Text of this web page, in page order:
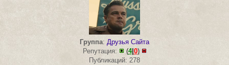
Группа: Друзья Сайта
Репутация:
(4| 0)
Публикаций: 278